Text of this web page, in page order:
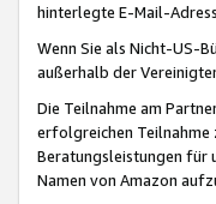
hinterlegte E-Mail-
Wenn Sie als Nicht-US-
außerhalb der
Die Teilnahme am
erfolgreichen
Beratungsleistungen für
Namen von Amazon